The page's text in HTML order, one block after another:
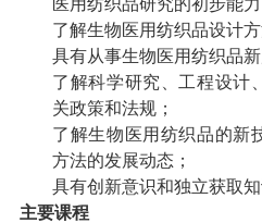
了解生物医用纺织品设计
具有从事生物医用纺织品
了解科学研究、工程设计
关政策和法规；
了解生物医用纺织品的新
方法的发展动态；
具有创新意识和独立获取知
主要课程